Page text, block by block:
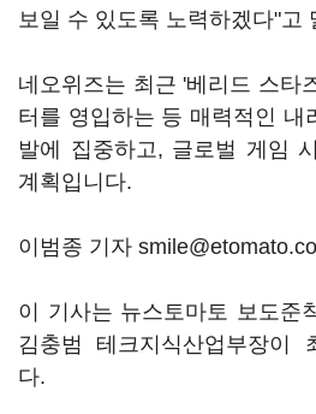
보일 수 있도록 노력하겠다"고
네오위즈는 최근 '베리드 스타
터를 영입하는 등 매력적인 내
발에 집중하고, 글로벌 게임
계획입니다.
이범종 기자
이 기사는 뉴스토마토 보도준
김충범 테크지식산업부장이
다.